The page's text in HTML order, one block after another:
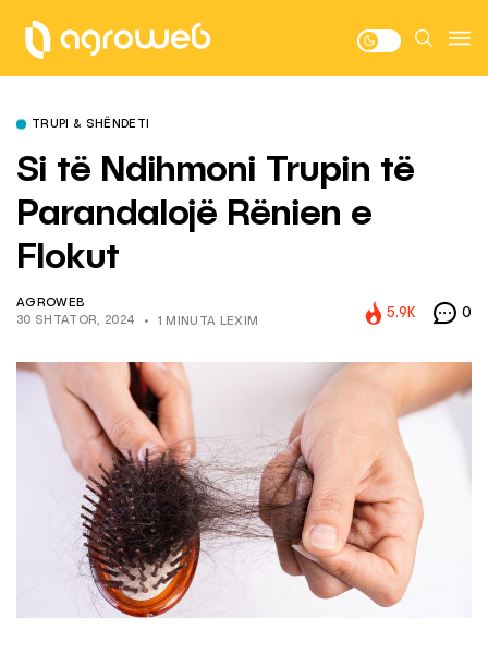
TRUPI & SHËNDETI
Si të Ndihmoni Trupin të
Parandalojë Rënien e
Flokut
AGROWEB
30 SHTATOR, 2024
1 MINUTA LEXIM
5.9K 0